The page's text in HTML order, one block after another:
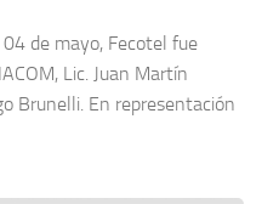
de mayo, Fecotel fue
Lic. Juan Martín
Brunelli. En representación